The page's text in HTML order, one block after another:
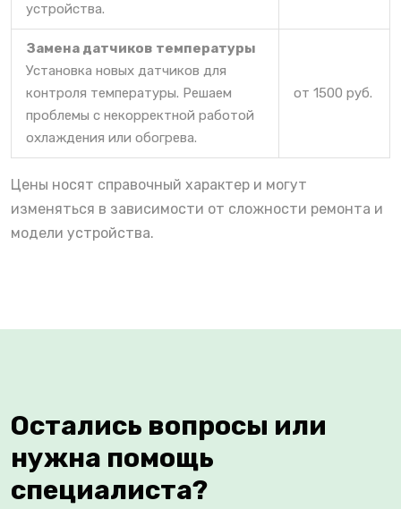
устройства.
Замена датчиков температуры
Установка новых датчиков для
контроля температуры. Решаем
проблемы с некорректной работой
охлаждения или обогрева.
от 1500 руб.
Цены носят справочный характер и могут
изменяться в зависимости от сложности ремонта и
модели устройства.
Остались вопросы или
нужна помощь
специалиста?